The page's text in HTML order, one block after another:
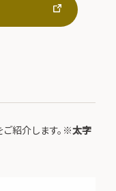
紹介します。※太字